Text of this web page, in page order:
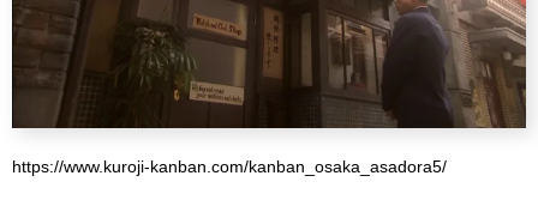
https://www.kuroji-kanban.com/kanban_osaka_asadora5/ ‎